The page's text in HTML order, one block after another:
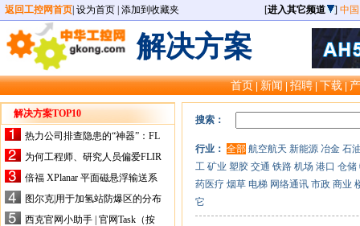
返回工控网首页 设为首页 添加到收藏夹 [进入其它频道 ] 中
解决方案
首页|新闻|招聘|下载|
解决方案TOP10
热力公司排查隐患的“神器”：FL
IR手持式热像仪，高效精准！
为何工程师、研究人员偏爱FLIR
X-HS系列热像仪？精准高效是
关键
倍福 XPlanar 平面磁悬浮输送系
统的创新应用
图尔克|用于加氢站防爆区的分布
式I/O解决方案
西克官网小助手 | 官网Task（按
搜索：
行业： 全部 航空航天 新能源 冶金 石
工 矿业 塑胶 交通 铁路 机场 港口 仓储
药医疗 烟草 电梯 网络通讯 市政 商业
它